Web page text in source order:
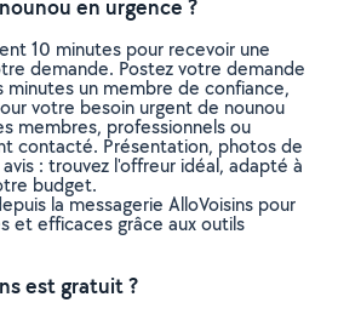
en urgence ?
10 minutes pour recevoir une
demande. Postez votre demande
un membre de confiance,
votre besoin urgent de nounou
membres, professionnels ou
contacté. Présentation, photos de
: trouvez l'offreur idéal, adapté à
budget.
la messagerie AlloVoisins pour
et efficaces grâce aux outils
est gratuit ?